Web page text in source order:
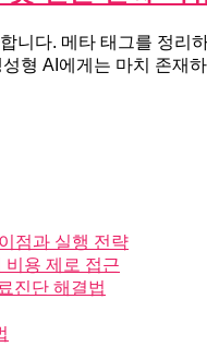
다. 메타 태그를 정
AI에게는 마치 존재
점과 실행 전략
비용 제로 접근
진단 해결법